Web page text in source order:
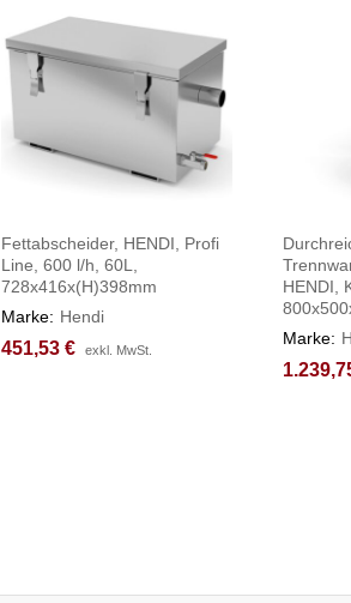
Fettabscheider, HENDI, Profi
Line, 600 l/h, 60L,
728x416x(H)398mm
Marke: Hendi
451,53 € exkl. MwSt.
451,53 € exkl. MwSt.
HENDI,
Marke: